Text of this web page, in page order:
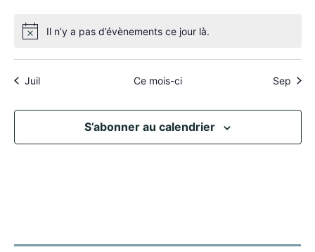
NoticeIl n’y a pas d’évènements ce jour là.
Juil Ce mois-ci Sep
S’abonner au calendrier